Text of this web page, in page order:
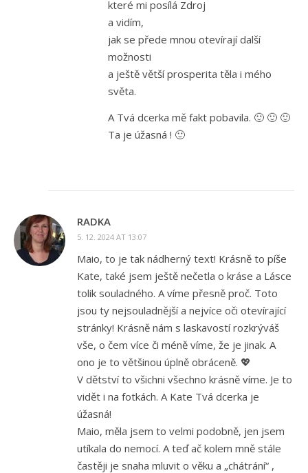
které mi posílá Zdroj
a vidím,
jak se přede mnou otevírají další
možnosti
a ještě větší prosperita těla i mého
světa.
A Tvá dcerka mě fakt pobavila. 🙂 🙂 🙂
Ta je úžasná ! 🙂
RADKA
5. 12. 2024 AT 13:07
Maio, to je tak nádherný text! Krásně to píše
Kate, také jsem ještě nečetla o kráse a Lásce
tolik souladného. A víme přesně proč. Toto
jsou ty nejsouladnější a nejvíce oči otevírající
stránky! Krásně nám s laskavostí rozkrýváš
vše, o čem více či méně víme, že je jinak. A
ono je to většinou úplně obráceně. 💖
V dětství to všichni všechno krásně víme. Je to
vidět i na fotkách. A Kate Tvá dcerka je
úžasná!
Maio, měla jsem to velmi podobně, jen jsem
utíkala do nemocí. A teď ač kolem mně stále
častěji je snaha mluvit o věku a „chátrání“ ,